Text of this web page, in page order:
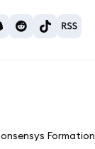
Formation